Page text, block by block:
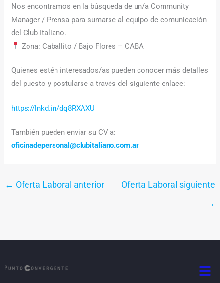
Nos encontramos en la búsqueda de un/a Community
Manager / Prensa para sumarse al equipo de comunicación
del Club Italiano.
Zona: Caballito / Bajo Flores – CABA
Quienes estén interesados/as pueden conocer más detalles
del puesto y postularse a través del siguiente enlace:
https://lnkd.in/dq8RXAXU
También pueden enviar su CV a:
oficinadepersonal@clubitaliano.com.ar
← Oferta Laboral anterior
Oferta Laboral siguiente
→